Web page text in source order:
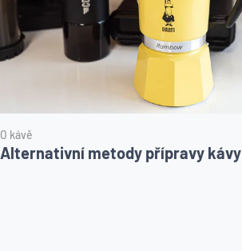
O kávě
Alternativní metody přípravy kávy